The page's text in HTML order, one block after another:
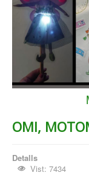
OMI,
Detalls
Vist: 7434